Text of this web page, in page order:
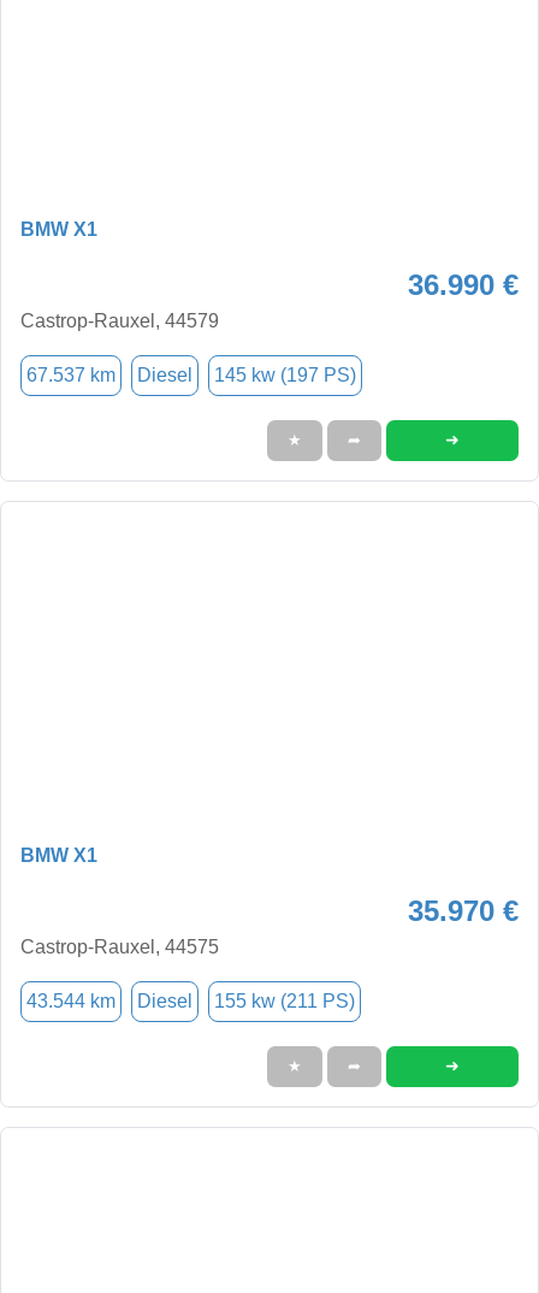
BMW X1
36.990 €
Castrop-Rauxel, 44579
67.537 km Diesel 145 kw (197 PS)
★ ➦ ➜
BMW X1
35.970 €
Castrop-Rauxel, 44575
43.544 km Diesel 155 kw (211 PS)
★ ➦ ➜